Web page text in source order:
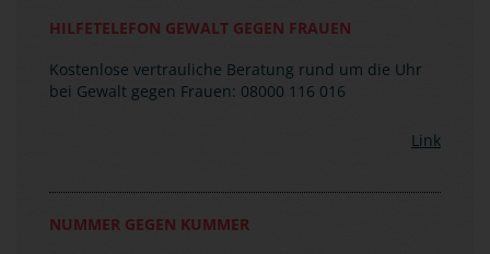
HILFETELEFON GEWALT GEGEN FRAUEN
Kostenlose vertrauliche Beratung rund um die Uhr
bei Gewalt gegen Frauen: 08000 116 016
Link
NUMMER GEGEN KUMMER